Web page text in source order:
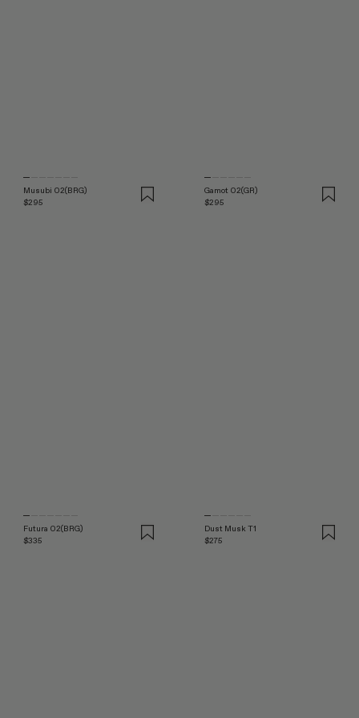
Musubi 02(BRG)
$295
Gamot 02(GR)
$295
Futura 02(BRG)
$335
Dust Musk T1
$275